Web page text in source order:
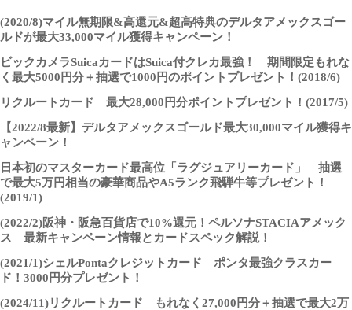
(2020/8)マイル無期限&高還元&超高特典のデルタアメックスゴー
ルドが最大33,000マイル獲得キャンペーン！
ビックカメラSuicaカードはSuica付クレカ最強！ 期間限定もれな
く最大5000円分＋抽選で1000円のポイントプレゼント！(2018/6)
リクルートカード 最大28,000円分ポイントプレゼント！(2017/5)
【2022/8最新】デルタアメックスゴールド最大30,000マイル獲得キ
ャンペーン！
日本初のマスターカード最高位「ラグジュアリーカード」 抽選
で最大5万円相当の豪華商品やA5ランク飛騨牛等プレゼント！
(2019/1)
(2022/2)阪神・阪急百貨店で10%還元！ペルソナSTACIAアメック
ス 最新キャンペーン情報とカードスペック解説！
(2021/1)シェルPontaクレジットカード ポンタ最強クラスカー
ド！3000円分プレゼント！
(2024/11)リクルートカード もれなく27,000円分＋抽選で最大2万